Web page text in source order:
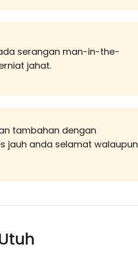
serangan man-in-the-
jahat.
tambahan dengan
jauh anda selamat walaupun